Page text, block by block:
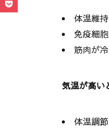
体温維
免疫細
筋肉が
気温が高
体温調